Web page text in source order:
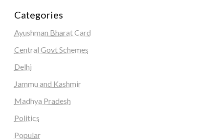
Categories
Ayushman Bharat Card
Central Govt Schemes
Delhi
Jammu and Kashmir
Madhya Pradesh
Politics
Popular